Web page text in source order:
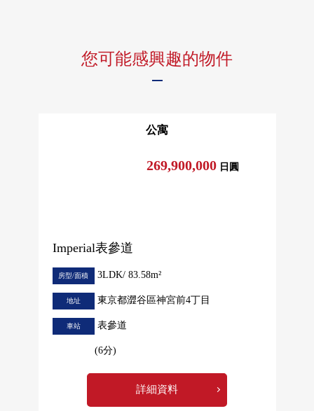
您可能感興趣的物件
公寓
Imperial表參道
269,900,000 日圓
房型/面積 3LDK/ 83.58m²
地址 東京都澀谷區神宮前4丁目
車站 表參道
(6分)
詳細資料